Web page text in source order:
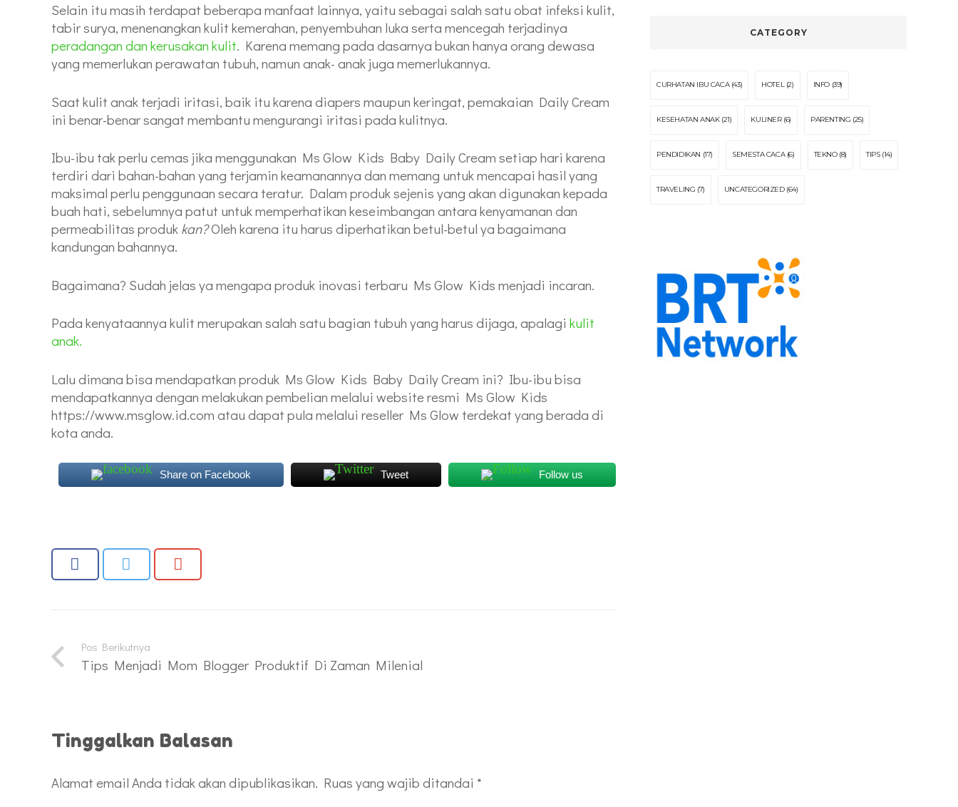
Selain itu masih terdapat beberapa manfaat lainnya, yaitu sebagai salah satu obat infeksi kulit,
tabir surya, menenangkan kulit kemerahan, penyembuhan luka serta mencegah terjadinya
peradangan dan kerusakan kulit. Karena memang pada dasarnya bukan hanya orang dewasa
yang memerlukan perawatan tubuh, namun anak- anak juga memerlukannya.
Saat kulit anak terjadi iritasi, baik itu karena diapers maupun keringat, pemakaian Daily Cream
ini benar-benar sangat membantu mengurangi iritasi pada kulitnya.
Ibu-ibu tak perlu cemas jika menggunakan Ms Glow Kids Baby Daily Cream setiap hari karena
terdiri dari bahan-bahan yang terjamin keamanannya dan memang untuk mencapai hasil yang
maksimal perlu penggunaan secara teratur. Dalam produk sejenis yang akan digunakan kepada
buah hati, sebelumnya patut untuk memperhatikan keseimbangan antara kenyamanan dan
permeabilitas produk kan?Oleh karena itu harus diperhatikan betul-betul ya bagaimana
kandungan bahannya.
Bagaimana? Sudah jelas ya mengapa produk inovasi terbaru Ms Glow Kids menjadi incaran.
Pada kenyataannya kulit merupakan salah satu bagian tubuh yang harus dijaga, apalagi kulit
anak.
Lalu dimana bisa mendapatkan produk Ms Glow Kids Baby Daily Cream ini? Ibu-ibu bisa
mendapatkannya dengan melakukan pembelian melalui website resmi Ms Glow Kids
https://www.msglow.id.com atau dapat pula melalui reseller Ms Glow terdekat yang berada di
kota anda.
Share on Facebook Tweet Follow us
Pos Berikutnya
Tips Menjadi Mom Blogger Produktif Di Zaman Milenial
Tinggalkan Balasan
Alamat email Anda tidak akan dipublikasikan. Ruas yang wajib ditandai *
CATEGORY
CURHATAN IBU CACA(43) HOTEL (2) INFO (39)
KESEHATAN ANAK(21) KULINER(6) PARENTING (25)
PENDIDIKAN (17) SEMESTA CACA(6) TEKNO(8) TIPS(14)
TRAVELING (7) UNCATEGORIZED(64)